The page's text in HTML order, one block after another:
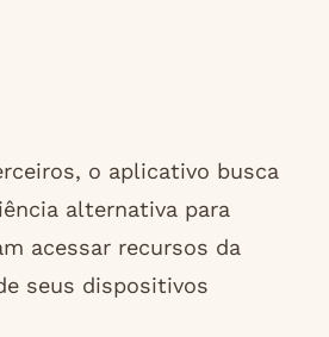
o aplicativo busca
alternativa para
acessar recursos da
seus dispositivos